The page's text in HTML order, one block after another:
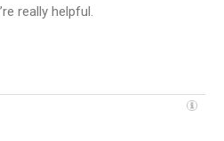
really helpful.